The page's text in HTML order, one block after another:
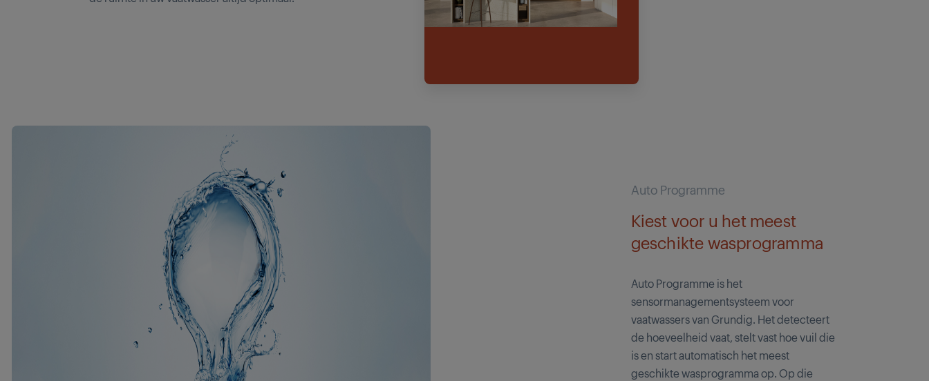
Auto Programme
Kiest voor u het meest
geschikte wasprogramma
Auto Programme is het
sensormanagementsysteem voor
vaatwassers van Grundig. Het detecteert
de hoeveelheid vaat, stelt vast hoe vuil die
is en start automatisch het meest
geschikte wasprogramma op. Op die